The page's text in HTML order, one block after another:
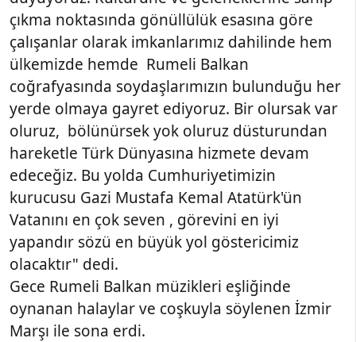
çıkma noktasında gönüllülük esasına göre
çalışanlar olarak imkanlarımız dahilinde hem
ülkemizde hemde Rumeli Balkan
coğrafyasında soydaşlarımızın bulunduğu her
yerde olmaya gayret ediyoruz. Bir olursak var
oluruz, bölünürsek yok oluruz düsturundan
hareketle Türk Dünyasına hizmete devam
edeceğiz. Bu yolda Cumhuriyetimizin
kurucusu Gazi Mustafa Kemal Atatürk'ün
Vatanını en çok seven , görevini en iyi
yapandır sözü en büyük yol göstericimiz
olacaktır" dedi.
Gece Rumeli Balkan müzikleri eşliğinde
oynanan halaylar ve coşkuyla söylenen İzmir
Marşı ile sona erdi.